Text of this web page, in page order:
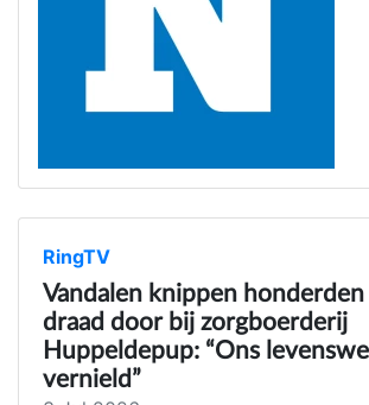
RingTV
Vandalen knippen
draad door bij zorgboerderij
Huppeldepup: “Ons
vernield”